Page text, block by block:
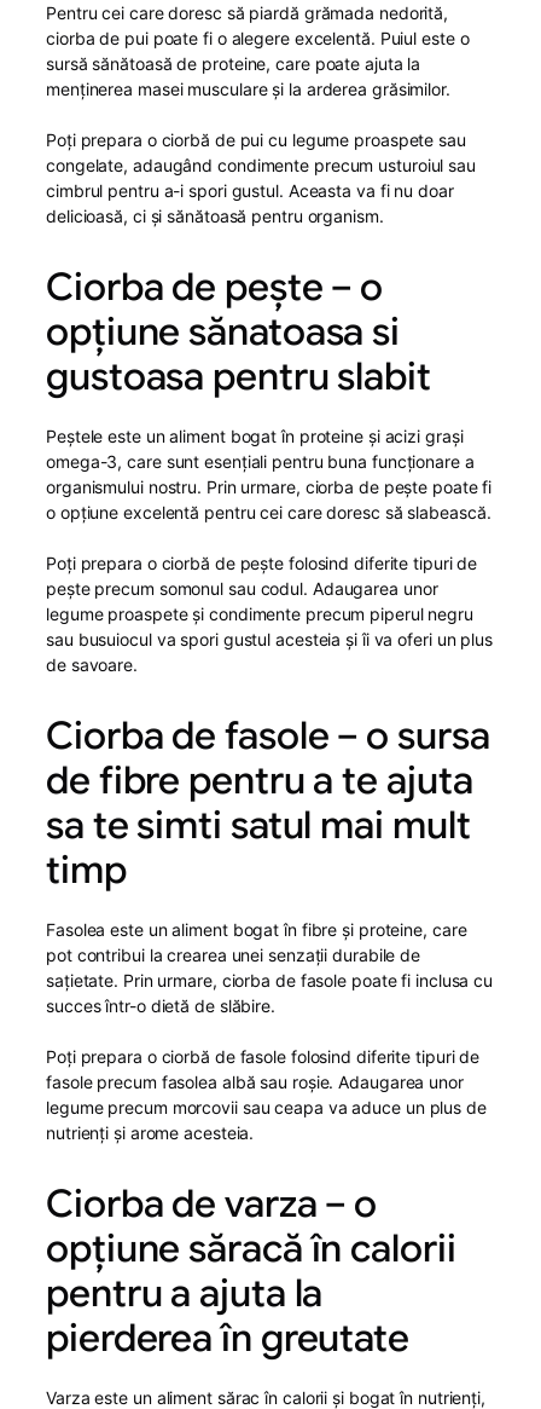
Pentru cei care doresc să piardă grămada nedorită,
ciorba de pui poate fi o alegere excelentă. Puiul este o
sursă sănătoasă de proteine, care poate ajuta la
menținerea masei musculare și la arderea grăsimilor.
Poți prepara o ciorbă de pui cu legume proaspete sau
congelate, adaugând condimente precum usturoiul sau
cimbrul pentru a-i spori gustul. Aceasta va fi nu doar
delicioasă, ci și sănătoasă pentru organism.
Ciorba de pește – o
opțiune sănatoasa si
gustoasa pentru slabit
Peștele este un aliment bogat în proteine și acizi grași
omega-3, care sunt esențiali pentru buna funcționare a
organismului nostru. Prin urmare, ciorba de pește poate fi
o opțiune excelentă pentru cei care doresc să slabească.
Poți prepara o ciorbă de pește folosind diferite tipuri de
pește precum somonul sau codul. Adaugarea unor
legume proaspete și condimente precum piperul negru
sau busuiocul va spori gustul acesteia și îi va oferi un plus
de savoare.
Ciorba de fasole – o sursa
de fibre pentru a te ajuta
sa te simti satul mai mult
timp
Fasolea este un aliment bogat în fibre și proteine, care
pot contribui la crearea unei senzații durabile de
sațietate. Prin urmare, ciorba de fasole poate fi inclusa cu
succes într-o dietă de slăbire.
Poți prepara o ciorbă de fasole folosind diferite tipuri de
fasole precum fasolea albă sau roșie. Adaugarea unor
legume precum morcovii sau ceapa va aduce un plus de
nutrienți și arome acesteia.
Ciorba de varza – o
opțiune săracă în calorii
pentru a ajuta la
pierderea în greutate
Varza este un aliment sărac în calorii și bogat în nutrienți,